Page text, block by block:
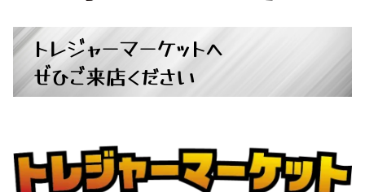
トレジャーマーケットへ
ぜひご来店ください